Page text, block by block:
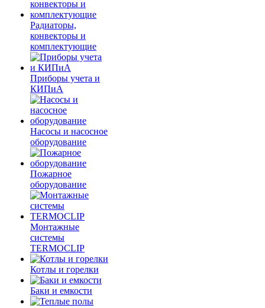
Радиаторы,
конвекторы и
комплектующие
Приборы учета и
КИПиА
Насосы и насосное
оборудование
Пожарное
оборудование
Монтажные
системы
TERMOCLIP
Котлы и горелки
Баки и емкости